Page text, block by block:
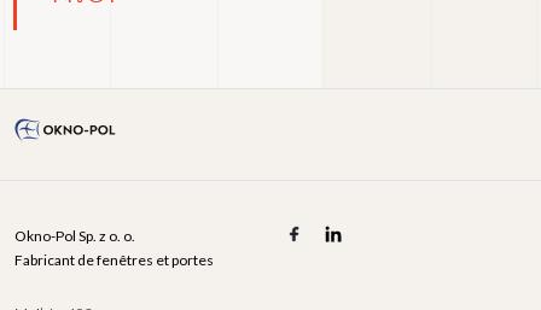
Okno-Pol Sp. z o. o.
Fabricant de fenêtres et portes